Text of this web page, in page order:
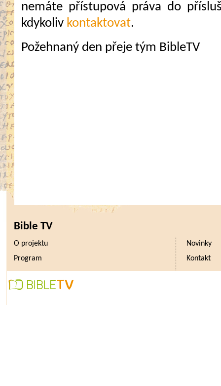
nemáte přístupová práva do
kdykoliv kontaktovat.
Požehnaný den přeje tým BibleTV
Bible TV
O projektu
Novinky
Program
Kontakt